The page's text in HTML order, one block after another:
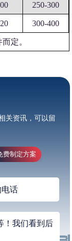
250-300
300-400
定。
关资讯，可以留
费制定方案